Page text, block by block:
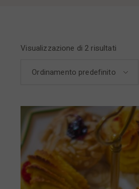
Visualizzazione di 2 risultati
Ordinamento predefinito